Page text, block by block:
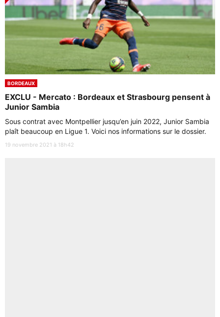
BORDEAUX
EXCLU - Mercato : Bordeaux et Strasbourg pensent à
Junior Sambia
Sous contrat avec Montpellier jusqu’en juin 2022, Junior Sambia
plaît beaucoup en Ligue 1. Voici nos informations sur le dossier.
19 novembre 2021 à 18h42